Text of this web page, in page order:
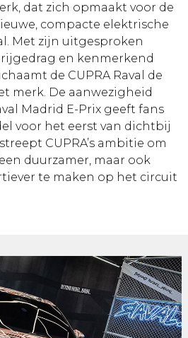
dat zich opmaakt voor de
compacte elektrische
. Met zijn uitgesproken
en kenmerkend
de CUPRA Raval de
merk. De aanwezigheid
Madrid E-Prix geeft fans
voor het eerst van dichtbij
CUPRA’s ambitie om
duurzamer, maar ook
te maken op het circuit